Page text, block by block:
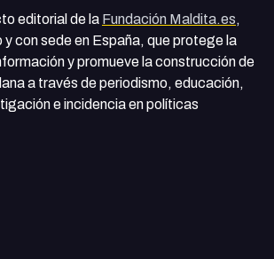
editorial de la Fundación Maldita.es,
y con sede en España, que protege la
y promueve la construcción de
a través de periodismo, educación,
e incidencia en políticas